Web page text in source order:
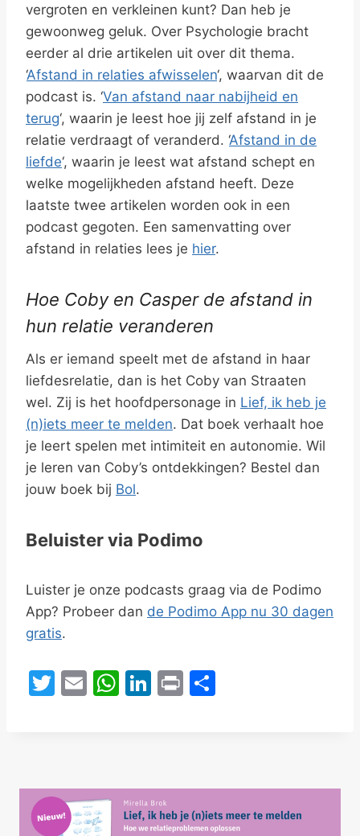
vergroten en verkleinen kunt? Dan heb je
gewoonweg geluk. Over Psychologie bracht
eerder al drie artikelen uit over dit thema.
‘Afstand in relaties afwisselen‘, waarvan dit de
podcast is. ‘Van afstand naar nabijheid en
terug‘, waarin je leest hoe jij zelf afstand in je
relatie verdraagt of veranderd. ‘Afstand in de
liefde‘, waarin je leest wat afstand schept en
welke mogelijkheden afstand heeft. Deze
laatste twee artikelen worden ook in een
podcast gegoten. Een samenvatting over
afstand in relaties lees je hier.
Hoe Coby en Casper de afstand in
hun relatie veranderen
Als er iemand speelt met de afstand in haar
liefdesrelatie, dan is het Coby van Straaten
wel. Zij is het hoofdpersonage in Lief, ik heb je
(n)iets meer te melden. Dat boek verhaalt hoe
je leert spelen met intimiteit en autonomie. Wil
je leren van Coby’s ontdekkingen? Bestel dan
jouw boek bij Bol.
Beluister via Podimo
Luister je onze podcasts graag via de Podimo
App? Probeer dan de Podimo App nu 30 dagen
gratis.
T
E
W
A
p
Li
dI
n
Pr